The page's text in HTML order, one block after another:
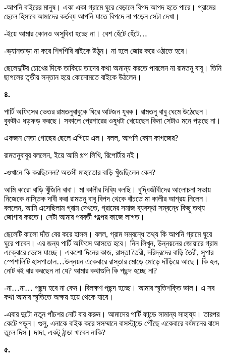
-আপনি বাইরের মানুষ। একা একা গ্রামে ঘুরে বেড়ালে বিপদ আপদ হতে পারে। গ্রামের
ছেলে হিসাবে আমাদের কর্তব্য আপনি যাতে বিপদে না পড়েন সেটা দেখা।
-ইয়ে আমার কোনও অসুবিধা হচ্ছে না। বেশ হেঁটে হেঁটে…
-ভ্যানতাড়া না করে শিগগিরি বাইকে উঠুন। না হলে জোর করে ওঠাতে হবে।
ছেলেদুটির চোখের দিকে তাকিয়ে তাদের কথা অমান্য করতে পারলেন না রামতনু বাবু। তিনি
ছাগলের তৃতীয় সন্তান হয়ে কোনোমতে বাইকে উঠলেন।
৪.
পার্টি অফিসের ভেতর রামতনুবাবুকে ঘিরে আটজন যুবক। রামতনু বাবু ঘেমে উঠেছেন।
বুকটাও ধড়ফড় করছে। সকালে প্রেশারের ওষুধটা খেয়েছেন কিনা সেটাও মনে পড়ছে না।
একজন নেতা গোছের ছেলে এগিয়ে এল। বলল, আপনি কোন কাগজের?
রামতনুবাবুর বললেন, ইয়ে আমি গল্প লিখি, রিপোর্টার নই।
-ওখানে কি করছিলেন? অতসী মাহাতোর বাড়ি খুঁজছিলেন কেন?
আমি কারো বাড়ি খুঁজিনি বাবা। মা কালীর দিব্যি বলছি। বুদ্ধিজীবীদের আলোচনা সভায়
নিজেকে নাস্তিক দাবী করা রামতনু বাবু বিপদ থেকে বাঁচতে মা কালীর আশ্রয় নিলেন।
বললেন, আমি এসেছিলাম গ্রাম দেখতে, গ্রামের সমাজ ব্যবস্থা সম্বন্ধে কিছু তথ্য
জোগার করতে। সেটা আমার পরবর্তী গল্পের কাজে লাগত।
ছেলেটি কালো দাঁত বের করে হাসল। বলল, গ্রাম সম্বন্ধে তথ্য কি আপনি গ্রামে ঘুরে
ঘুরে পাবেন। এর জন্য পার্টি অফিসে আসতে হবে। নিন লিখুন, উন্নয়নের জোয়ারে গ্রাম
একে্বারে ভেসে যাচ্ছে। একশো দিনের কাজ, রাস্তা তৈরী, দরিদ্রদের বাড়ি তৈরী, সুপার
স্পেশালিটি হাসপাতাল…উন্নয়ন একেবারে রাস্তার মোড়ে মোড়ে দাঁড়িয়ে আছে। কি হল,
নোট বই বার করছেন না যে? আমার কথাগুলি কি পছন্দ হচ্ছে না?
-না…না… পছন্দ হবে না কেন। বিলক্ষণ পছন্দ হচ্ছে। আমার স্মৃতিশক্তি ভাল। এ সব
কথা আমার স্মৃতিতে অক্ষয় হয়ে থেকে যাবে।
-এবার দুটো নতুন পাঁচশর নোট বার করুন। আমাদের পার্টি ফান্ডে সামান্য সাহায্য। তারপর
কেটে পড়ুন। গুলু, এনাকে বাইক করে সসম্মানে বাসস্টান্ডে পৌঁছে একেবারে বর্ধমানের বাসে
তুলে দিস। দাদা, একটু ঠান্ডা খাবেন নাকি?
৫.